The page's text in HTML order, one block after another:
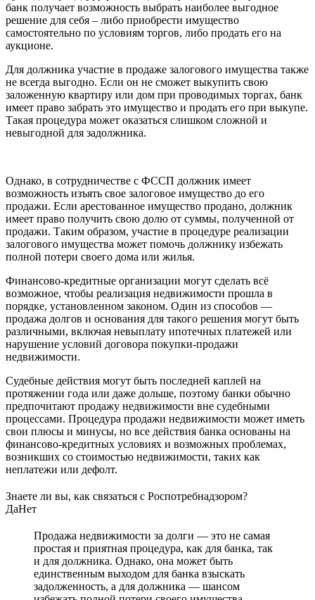
банк получает возможность выбрать наиболее выгодное
решение для себя – либо приобрести имущество
самостоятельно по условиям торгов, либо продать его на
аукционе.
Для должника участие в продаже залогового имущества также
не всегда выгодно. Если он не сможет выкупить свою
заложенную квартиру или дом при проводимых торгах, банк
имеет право забрать это имущество и продать его при выкупе.
Такая процедура может оказаться слишком сложной и
невыгодной для задолжника.
Однако, в сотрудничестве с ФССП должник имеет
возможность изъять свое залоговое имущество до его
продажи. Если арестованное имущество продано, должник
имеет право получить свою долю от суммы, полученной от
продажи. Таким образом, участие в процедуре реализации
залогового имущества может помочь должнику избежать
полной потери своего дома или жилья.
Финансово-кредитные организации могут сделать всё
возможное, чтобы реализация недвижимости прошла в
порядке, установленном законом. Один из способов —
продажа долгов и основания для такого решения могут быть
различными, включая невыплату ипотечных платежей или
нарушение условий договора покупки-продажи
недвижимости.
Судебные действия могут быть последней каплей на
протяжении года или даже дольше, поэтому банки обычно
предпочитают продажу недвижимости вне судебными
процессами. Процедура продажи недвижимости может иметь
свои плюсы и минусы, но все действия банка основаны на
финансово-кредитных условиях и возможных проблемах,
возникших со стоимостью недвижимости, таких как
неплатежи или дефолт.
Знаете ли вы, как связаться с Роспотребнадзором?
ДаНет
Продажа недвижимости за долги — это не самая
простая и приятная процедура, как для банка, так
и для должника. Однако, она может быть
единственным выходом для банка взыскать
задолженность, а для должника — шансом